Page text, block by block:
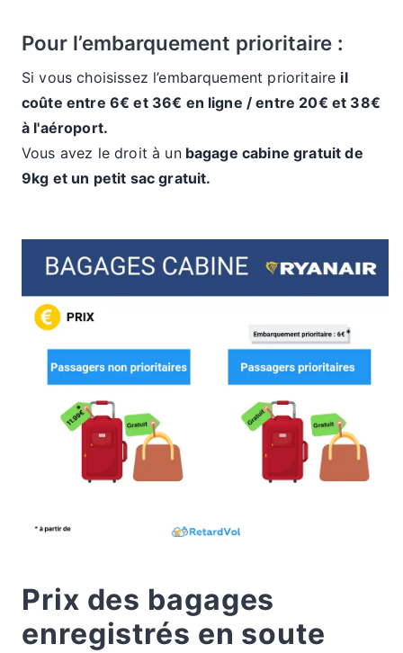
Pour l’embarquement prioritaire :
Si vous choisissez l’embarquement prioritaire il
coûte entre 6€ et 36€ en ligne / entre 20€ et 38€
à l'aéroport.
Vous avez le droit à unbagage cabine gratuit de
9kg et un petit sac gratuit.
Prix des bagages
enregistrés en soute